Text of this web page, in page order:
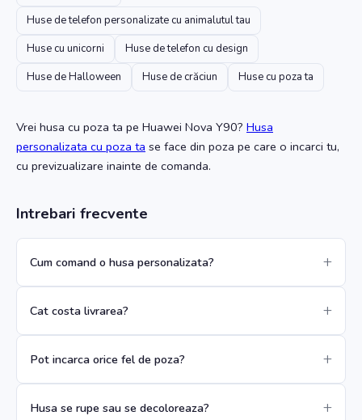
Huse de telefon personalizate cu animalutul tau
Huse cu unicorni
Huse de telefon cu design
Huse de Halloween
Huse de crăciun Huse cu poza ta
Vrei husa cu poza ta pe Huawei Nova Y90? Husa
personalizata cu poza ta se face din poza pe care o incarci tu,
cu previzualizare inainte de comanda.
Intrebari frecvente
Cum comand o husa personalizata?
Cat costa livrarea?
Pot incarca orice fel de poza?
Husa se rupe sau se decoloreaza?